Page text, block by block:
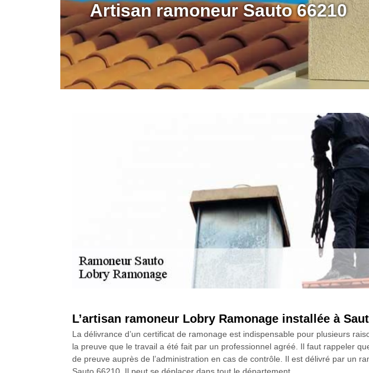
Artisan ramoneur Sauto 66210
L’artisan ramoneur Lobry Ramonage installée à
La délivrance d’un certificat de ramonage est indispensable pour plusieurs
la preuve que le travail a été fait par un professionnel agréé. Il faut rappeler
de preuve auprès de l’administration en cas de contrôle. Il est délivré par un